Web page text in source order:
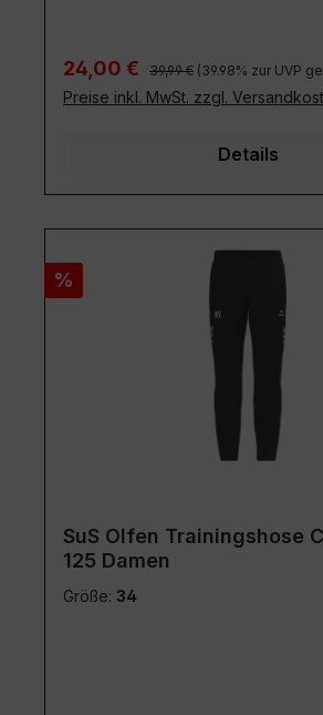
Verkaufspreis:
24,00 € Regulärer Preis:
39,99 € (39.98% zur UVP
Preise inkl. MwSt. zzgl.
Details
Rabatt
%
SuS Olfen Trainingshose
125 Damen
Größe: 34